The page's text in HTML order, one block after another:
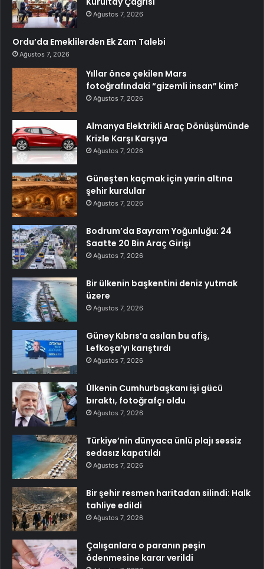
Ağustos 7, 2026
Ordu’da Emeklilerden Ek Zam Talebi
Ağustos 7, 2026
Yıllar önce çekilen Mars
fotoğrafındaki “gizemli insan” kim?
Ağustos 7, 2026
Almanya Elektrikli Araç Dönüşümünde
Krizle Karşı Karşıya
Ağustos 7, 2026
Güneşten kaçmak için yerin altına
şehir kurdular
Ağustos 7, 2026
Bodrum’da Bayram Yoğunluğu: 24
Saatte 20 Bin Araç Girişi
Ağustos 7, 2026
Bir ülkenin başkentini deniz yutmak
üzere
Ağustos 7, 2026
Güney Kıbrıs’a asılan bu afiş,
Lefkoşa’yı karıştırdı
Ağustos 7, 2026
Ülkenin Cumhurbaşkanı işi gücü
bıraktı, fotoğrafçı oldu
Ağustos 7, 2026
Türkiye’nin dünyaca ünlü plajı sessiz
sedasız kapatıldı
Ağustos 7, 2026
Bir şehir resmen haritadan silindi: Halk
tahliye edildi
Ağustos 7, 2026
Çalışanlara o paranın peşin
ödenmesine karar verildi